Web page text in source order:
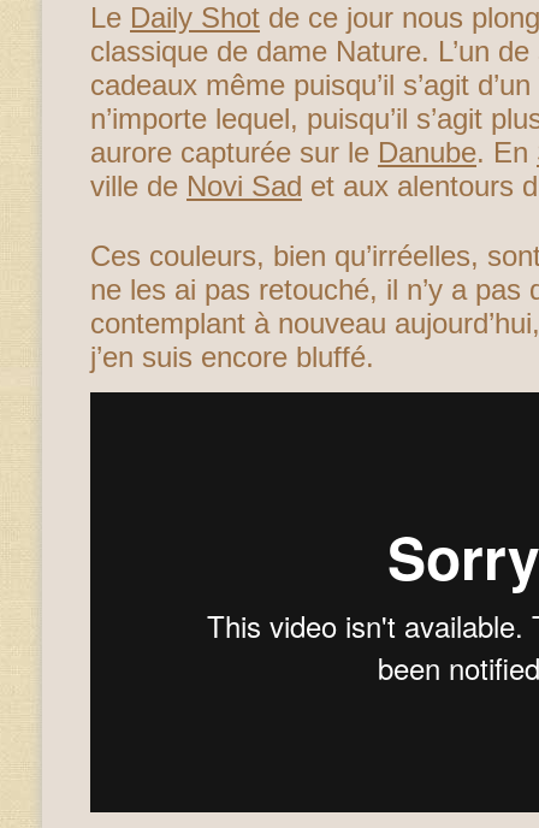
Le Daily Shot de ce jour nous
classique de dame Nature. L’un
cadeaux même puisqu’il s’agit
n’importe lequel, puisqu’il s’agit
aurore capturée sur le Danube. En
ville de Novi Sad et aux alentours
Ces couleurs, bien qu’irréelles,
ne les ai pas retouché, il n’y a pas
contemplant à nouveau
j’en suis encore bluffé.